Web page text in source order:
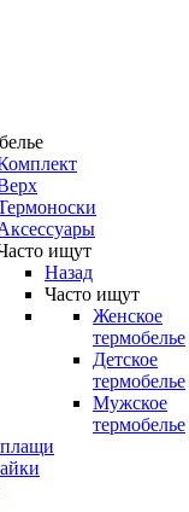
ищут
Назад
Часто ищут
Женское
термобелье
Детское
термобелье
Мужское
термобелье